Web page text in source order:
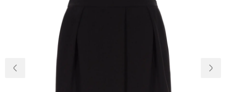
Доставка та
оплата
Повернення
та обмін
Питання та
відповіді
Palmira Club
+38(050)4840005